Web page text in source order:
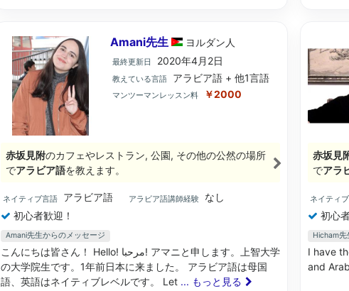
Amani先生 ヨルダン 人
最終更新日 2020年4月2日
教えている言語 アラビア語 + 他1言語
マンツーマンレッスン料 ￥2000
赤坂見附のカフェやレストラン, 公園, その他の公然の場所
でアラビア語を教えます。
ネイティブ言語 アラビア語 アラビア語講師経験
なし
初心者歓迎！
Amani先生からのメッセージ
こんにちは皆さん！ Hello! مرحبا! アマニと申します。上智大学
の大学院生です。1年前日本に来ました。 アラビア語は母国
語、英語はネイティブレベルです。 Let ... もっと見る
赤坂見
でアラ
ネイティ
初心
Hicham
I have
and